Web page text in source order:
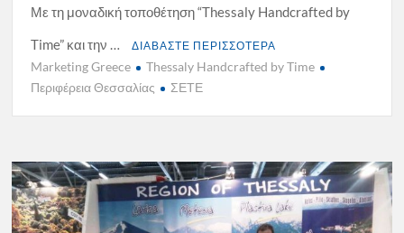
Με τη μοναδική τοποθέτηση “Thessaly Handcrafted by
Time” και την …
ΔΙΑΒΑΣΤΕ ΠΕΡΙΣΣΟΤΕΡΑ
Marketing Greece
Thessaly Handcrafted by Time
Περιφέρεια Θεσσαλίας
ΣΕΤΕ